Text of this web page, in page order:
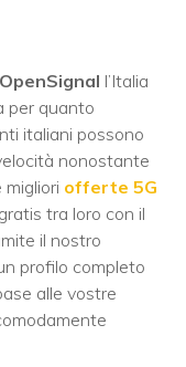
OpenSignal l’Italia
per quanto
italiani possono
nonostante
offerte 5G
tra loro con il
il nostro
profilo completo
alle vostre